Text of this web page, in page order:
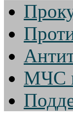
МЧС